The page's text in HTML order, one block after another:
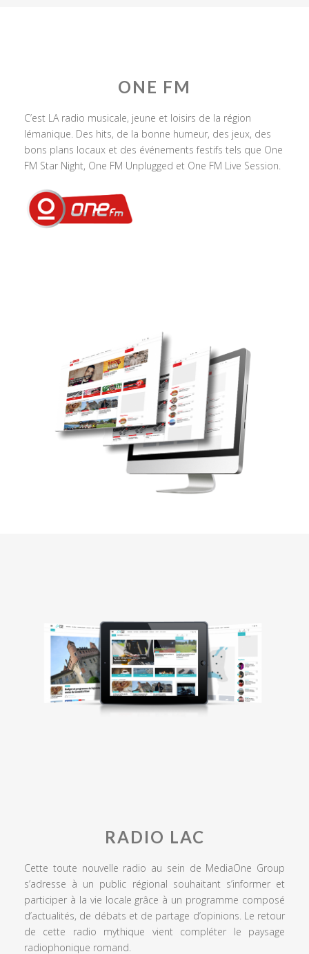
ONE FM
C’est LA radio musicale, jeune et loisirs de la région
lémanique. Des hits, de la bonne humeur, des jeux, des
bons plans locaux et des événements festifs tels que One
FM Star Night, One FM Unplugged et One FM Live Session.
RADIO LAC
Cette toute nouvelle radio au sein de MediaOne Group
s’adresse à un public régional souhaitant s’informer et
participer à la vie locale grâce à un programme composé
d’actualités, de débats et de partage d’opinions. Le retour
de cette radio mythique vient compléter le paysage
radiophonique romand.